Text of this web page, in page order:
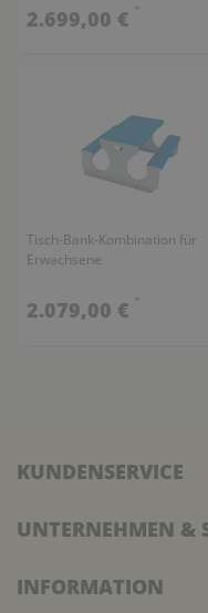
2.699,00 € *
Tisch-Bank-Kombination für
Erwachsene
2.079,00 € *
KUNDENSERVICE
UNTERNEHMEN &
INFORMATION